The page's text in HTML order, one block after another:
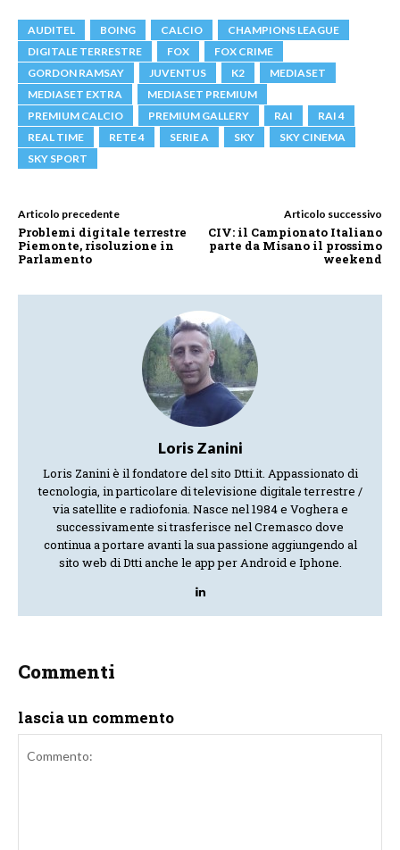
AUDITEL BOING CALCIO
CHAMPIONS LEAGUE
DIGITALE TERRESTRE
FOX
FOX CRIME
GORDON RAMSAY
JUVENTUS K2
MEDIASET
MEDIASET EXTRA
MEDIASET PREMIUM
PREMIUM CALCIO
PREMIUM GALLERY RAI
RAI 4
REAL TIME
RETE 4 SERIE A SKY
SKY CINEMA
SKY SPORT
Articolo precedente
Problemi digitale terrestre
Piemonte, risoluzione in
Parlamento
Articolo successivo
CIV: il Campionato Italiano
parte da Misano il prossimo
weekend
Loris Zanini
Loris Zanini è il fondatore del sito Dtti.it. Appassionato di
tecnologia, in particolare di televisione digitale terrestre /
via satellite e radiofonia. Nasce nel 1984 e Voghera e
successivamente si trasferisce nel Cremasco dove
continua a portare avanti la sua passione aggiungendo al
sito web di Dtti anche le app per Android e Iphone.
Commenti
lascia un commento